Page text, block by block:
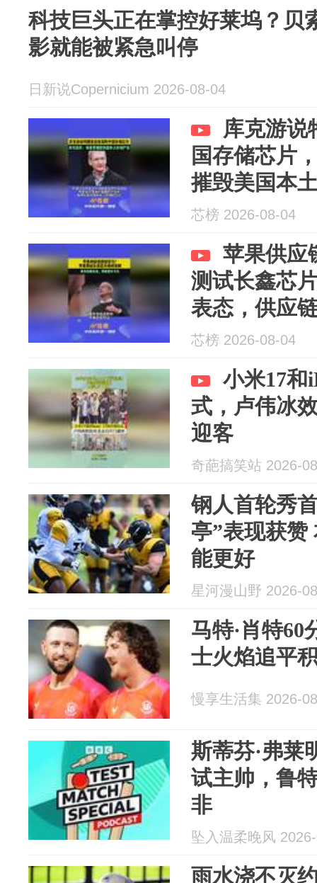
科技巨头正在掌控好莱坞？贝
影就能被紧急叫停
日新说Copernicium 2026-08-04
库克游说
国存储芯片
摧毁美国本
芯榜 2026-08-04
苹果供应
测试长鑫芯
表态，供应
芯榜 2026-08-04
小米17和
式，卢伟冰
迎客
奇葩搞笑站 2026-
钢人首轮秀
亭”表现获赞
能更好
星河漫山野 2026-
马特·肖特60
士火焰追平
慢享生活集 2026-
斯蒂芬·弗莱
试主帅，鲁
非
坠入温柔晚风
雨水浇不灭